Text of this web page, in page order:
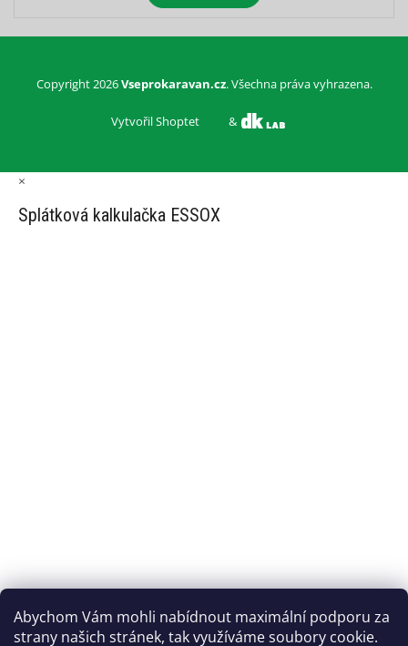
Abychom Vám mohli nabídnout maximální podporu za
strany našich stránek, tak využíváme soubory cookie.
Vytvořil Shoptet &
Copyright 2026Vseprokaravan.cz. Všechna práva vyhrazena.
×
Splátková kalkulačka ESSOX